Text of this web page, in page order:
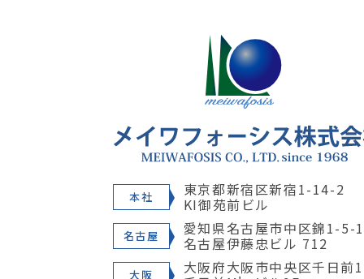
本社 東京都新宿区新宿1-14-2
KI御苑前ビル
名古屋 愛知県名古屋市中区錦1-5-
名古屋伊藤忠ビル 712
大阪 大阪府大阪市中央区千日前